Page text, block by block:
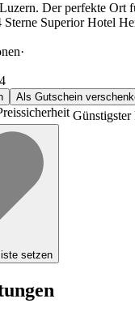
Der perfekte Ort
Superior Hotel
·
Als Gutschein
Günstigster
setzen